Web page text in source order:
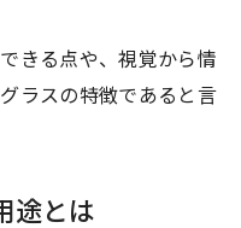
きる点や、視覚から情
ラスの特徴であると言
途とは